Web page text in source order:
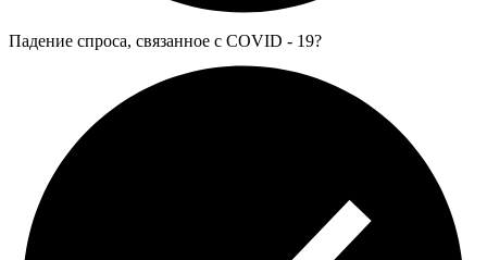
Падение спроса, связанное с COVID - 19?